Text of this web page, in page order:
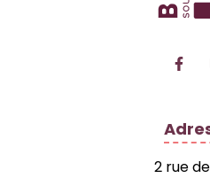
2 rue